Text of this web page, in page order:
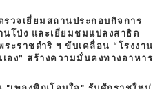
วจเยี่ยมสถานประกอบกิจการ
นโป่ง และเยี่ยมชมแปลงสาธิต
ะราชดำริ ฯ ขับเคลื่อน “โรงงาน
อง” สร้างความมั่นคงทางอาหาร